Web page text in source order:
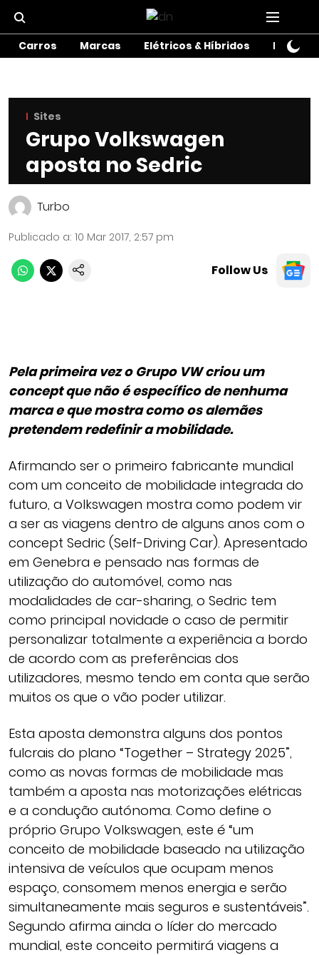
Carros Marcas Elétricos & Híbridos Motos
Sites
Grupo Volkswagen
aposta no Sedric
Turbo
Publicado a: 10 Mar 2017, 2:57 pm
Follow Us
Pela primeira vez o Grupo VW criou um
concept que não é específico de nenhuma
marca e que mostra como os alemães
pretendem redefinir a mobilidade.
Afirmando ser o primeiro fabricante mundial
com um conceito de mobilidade integrada do
futuro, a Volkswagen mostra como podem vir
a ser as viagens dentro de alguns anos com o
concept Sedric (Self-Driving Car). Apresentado
em Genebra e pensado nas formas de
utilização do automóvel, como nas
modalidades de car-sharing, o Sedric tem
como principal novidade o caso de permitir
personalizar totalmente a experiência a bordo
de acordo com as preferências dos
utilizadores, mesmo tendo em conta que serão
muitos os que o vão poder utilizar.
Esta aposta demonstra alguns dos pontos
fulcrais do plano “Together – Strategy 2025”,
como as novas formas de mobilidade mas
também a aposta nas motorizações elétricas
e a condução autónoma. Como define o
próprio Grupo Volkswagen, este é “um
conceito de mobilidade baseado na utilização
intensiva de veículos que ocupam menos
espaço, consomem menos energia e serão
simultaneamente mais seguros e sustentáveis”.
Segundo afirma ainda o líder do mercado
mundial, este conceito permitirá viagens a